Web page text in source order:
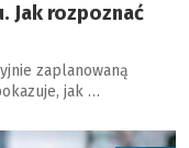
Jak rozpoznać
zaplanowaną
jak …